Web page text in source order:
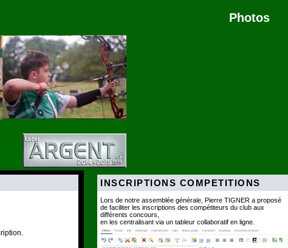
Photos
INSCRIPTIONS COMPETITIONS
Lors de notre assemblée générale, Pierre TIGNER a proposé
de faciliter les inscriptions des compétiteurs du club aux
différents concours,
en les centralisant via un tableur collaboratif en ligne.